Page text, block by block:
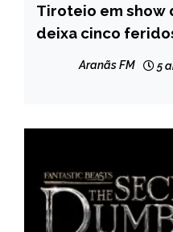
ENTRETENIMENTO
Tiroteio em show
deixa cinco
Aranãs FM 5